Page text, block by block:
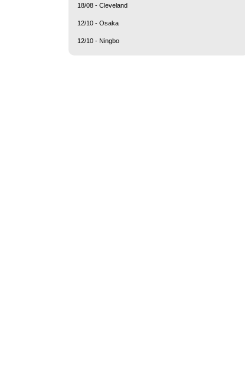
18/08 - Cleveland
12/10 - Osaka
12/10 - Ningbo